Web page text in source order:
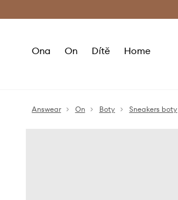
Ona On Dítě Home
Answear On Boty Sneakers boty